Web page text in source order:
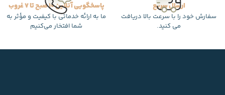
ارسال سریع
سفارش خود را با سرعت بالا دریافت
می کنید.
پاسخگویی آنلاین 10 صبح تا 7 غروب
ما به ارائه خدماتی با کیفیت و مؤثر به
شما افتخار می‌کنیم